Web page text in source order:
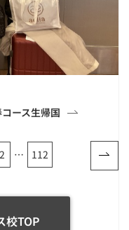
ース生帰国
… 112
校TOP